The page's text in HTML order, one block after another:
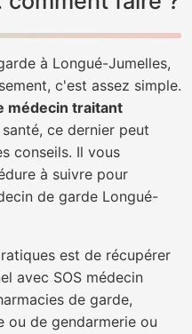
à Longué-Jumelles,
c'est assez simple.
médecin traitant
ce dernier peut
conseils. Il vous
à suivre pour
de garde Longué-
est de récupérer
avec SOS médecin
de garde,
ou de gendarmerie ou